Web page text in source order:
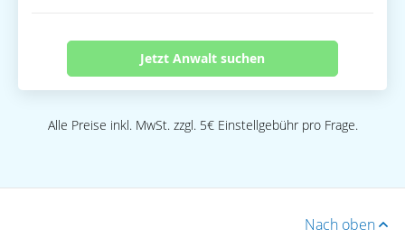
Jetzt Anwalt suchen
Alle Preise inkl. MwSt. zzgl. 5€ Einstellgebühr pro Frage.
Nach oben